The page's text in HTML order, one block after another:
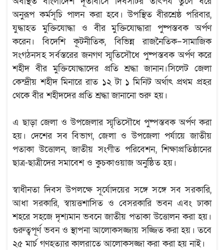
অনুরূপ কর্মসূচি পালন করা হবে। উপস্থিত বীরশ্রেষ্ঠ পরিবার,
যুদ্ধাহত মুক্তিযোদ্ধা ও বীর মুক্তিযোদ্ধারা পুষ্পস্তবক অর্পণ
করেন। বিদেশি কূটনীতিক, বিভিন্ন রাজনৈতিক–সামাজিক
সংগঠনসহ সর্বস্তরের জনগণ স্মৃতিসৌধে পুষ্পস্তবক অর্পণ করে
শহীদ বীর মুক্তিযোদ্ধাদের প্রতি শ্রদ্ধা জানান।সিলেট জেলা
কেন্দ্রীয় শহীদ মিনারে রাত ১২ টা ১ মিনিট অর্থাৎ প্রথম প্রহর
থেকে বীর শহীদদের প্রতি শ্রদ্ধা জানানো শুরু হয়।
এ ছাড়া জেলা ও উপজেলার স্মৃতিসৌধে পুষ্পস্তবক অর্পণ করা
হয়। দেশের সব বিভাগ, জেলা ও উপজেলা পর্যায়ে জাতীয়
পতাকা উত্তোলন, জাতীয় সংগীত পরিবেশন, শিক্ষাপ্রতিষ্ঠানের
ছাত্র-ছাত্রীদের সমাবেশ ও কুচকাওয়াজ অনুষ্ঠিত হয়।
স্বাধীনতা দিবস উপলক্ষে সূর্যোদয়ের সঙ্গে সঙ্গে সব সরকারি,
আধা সরকারি, স্বায়ত্তশাসিত ও বেসরকারি ভবন এবং ঢাকা
শহরে সহজে দৃশ্যমান ভবনে জাতীয় পতাকা উত্তোলন করা হয়।
গুরুত্বপূর্ণ ভবন ও স্থাপনা আলোকসজ্জায় সজ্জিত করা হয়। তবে
২৫ মার্চ গণহত্যার কালরাতে আলোকসজ্জা করা করা হয় নাই।